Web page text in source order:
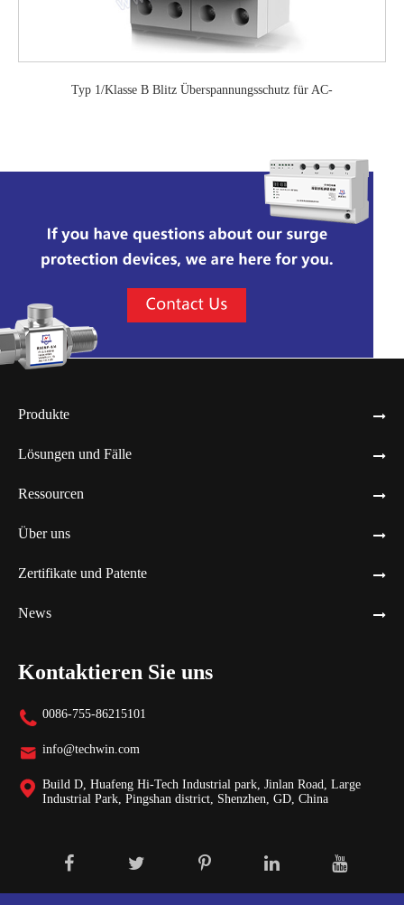
Typ 1/Klasse B Blitz Überspannungsschutz für AC-
Produkte
Lösungen und Fälle
Ressourcen
Über uns
Zertifikate und Patente
News
Kontaktieren Sie uns
 0086-755-86215101
 info@techwin.com
 Build D, Huafeng Hi-Tech Industrial park, Jinlan Road, Large
Industrial Park, Pingshan district, Shenzhen, GD, China